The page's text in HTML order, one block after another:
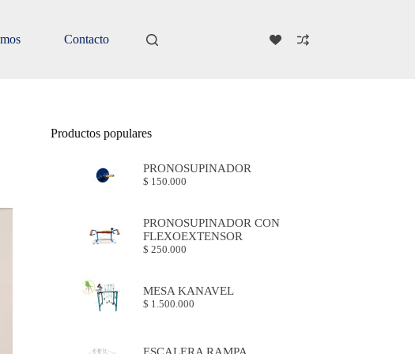
Contacto
Productos populares
PRONOSUPINADOR
$ 150.000
PRONOSUPINADOR CON
FLEXOEXTENSOR
$ 250.000
MESA KANAVEL
$ 1.500.000